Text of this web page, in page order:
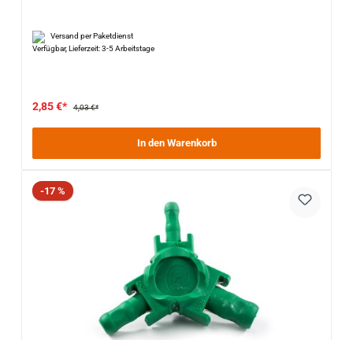
Versand per Paketdienst
Verfügbar, Lieferzeit: 3-5 Arbeitstage
2,85 €* 4,03 €*
In den Warenkorb
Rabatt
-17 %